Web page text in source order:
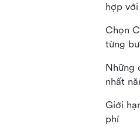
hợp
Chọn
từng
Những
nhất
Giới
phí